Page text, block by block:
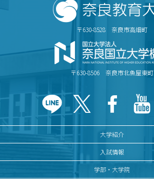
教員一覧
附属学校園
〒630-8528 奈良市高畑町
〒630-8506 奈良市北魚屋東町
大学紹介
入試情報
学部・大学院